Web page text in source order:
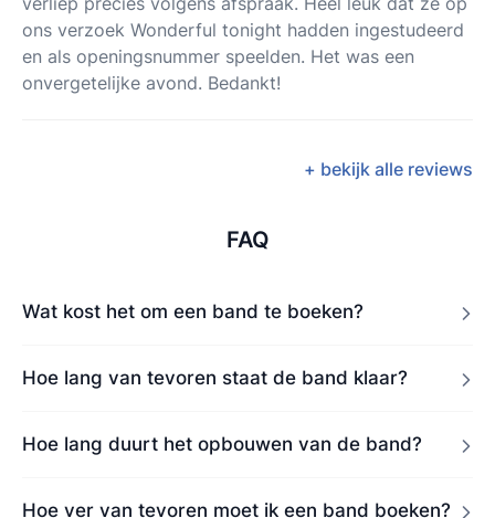
ons verzoek Wonderful tonight hadden ingestudeerd
en als openingsnummer speelden. Het was een
onvergetelijke avond. Bedankt!
+ bekijk alle reviews
FAQ
Wat kost het om een band te boeken?
Hoe lang van tevoren staat de band klaar?
Hoe lang duurt het opbouwen van de band?
Hoe ver van tevoren moet ik een band boeken?